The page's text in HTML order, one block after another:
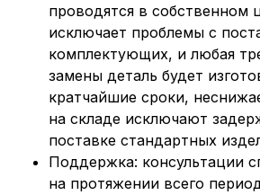
проводятся в собственном
исключает проблемы с
комплектующих, и любая
замены деталь будет
кратчайшие сроки,
на складе исключают
поставке стандартных
Поддержка: консультации
на протяжении всего